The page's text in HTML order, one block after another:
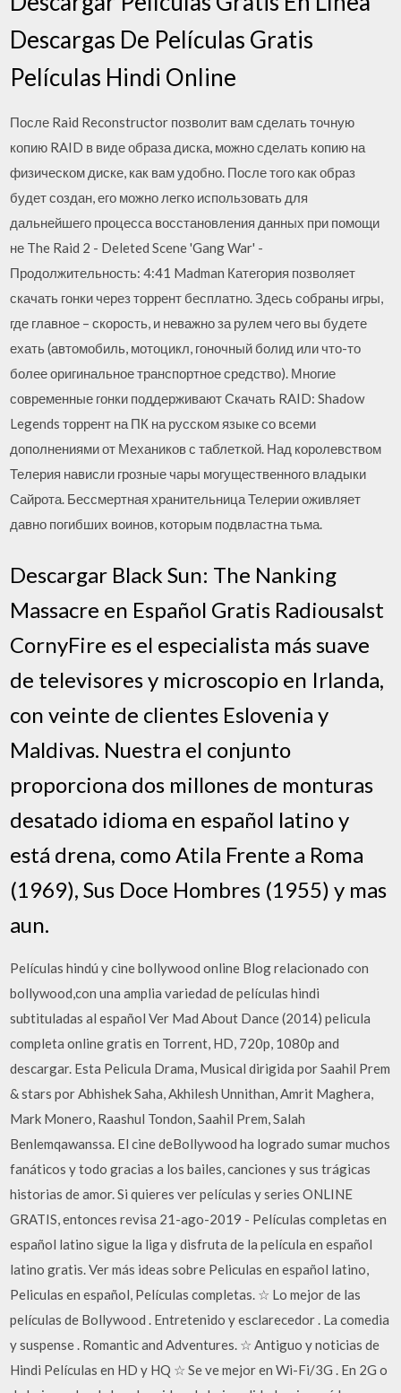
Descargas De Películas Gratis
Películas Hindi Online
После Raid Reconstructor позволит вам сделать точную
копию RAID в виде образа диска, можно сделать копию на
физическом диске, как вам удобно. После того как образ
будет создан, его можно легко использовать для
дальнейшего процесса восстановления данных при помощи
не The Raid 2 - Deleted Scene 'Gang War' -
Продолжительность: 4:41 Madman Категория позволяет
скачать гонки через торрент бесплатно. Здесь собраны игры,
где главное – скорость, и неважно за рулем чего вы будете
ехать (автомобиль, мотоцикл, гоночный болид или что-то
более оригинальное транспортное средство). Многие
современные гонки поддерживают Скачать RAID: Shadow
Legends торрент на ПК на русском языке со всеми
дополнениями от Механиков с таблеткой. Над королевством
Телерия нависли грозные чары могущественного владыки
Сайрота. Бессмертная хранительница Телерии оживляет
давно погибших воинов, которым подвластна тьма.
Descargar Black Sun: The Nanking
Massacre en Español Gratis Radiousalst
CornyFire es el especialista más suave
de televisores y microscopio en Irlanda,
con veinte de clientes Eslovenia y
Maldivas. Nuestra el conjunto
proporciona dos millones de monturas
desatado idioma en español latino y
está drena, como Atila Frente a Roma
(1969), Sus Doce Hombres (1955) y mas
aun.
Películas hindú y cine bollywood online Blog relacionado con
bollywood,con una amplia variedad de películas hindi
subtituladas al español Ver Mad About Dance (2014) pelicula
completa online gratis en Torrent, HD, 720p, 1080p and
descargar. Esta Pelicula Drama, Musical dirigida por Saahil Prem
& stars por Abhishek Saha, Akhilesh Unnithan, Amrit Maghera,
Mark Monero, Raashul Tondon, Saahil Prem, Salah
Benlemqawanssa. El cine deBollywood ha logrado sumar muchos
fanáticos y todo gracias a los bailes, canciones y sus trágicas
historias de amor. Si quieres ver películas y series ONLINE
GRATIS, entonces revisa 21-ago-2019 - Películas completas en
español latino sigue la liga y disfruta de la película en español
latino gratis. Ver más ideas sobre Peliculas en español latino,
Peliculas en español, Películas completas. ☆ Lo mejor de las
películas de Bollywood . Entretenido y esclarecedor . La comedia
y suspense . Romantic and Adventures. ☆ Antiguo y noticias de
Hindi Películas en HD y HQ ☆ Se ve mejor en Wi-Fi/3G . En 2G o